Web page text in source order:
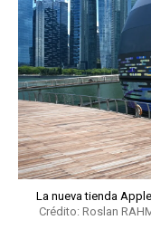
La nueva tienda
Crédito: Roslan